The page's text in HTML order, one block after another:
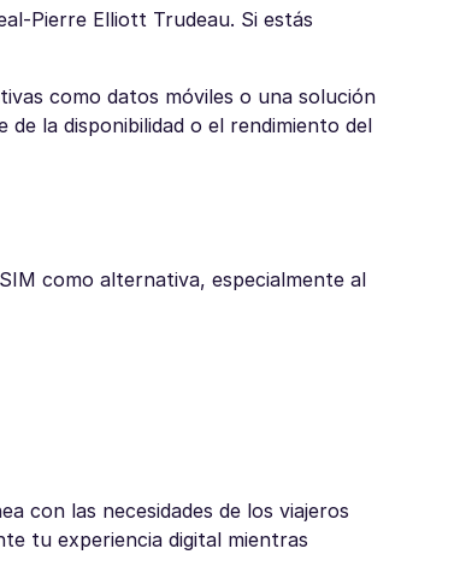
Pierre Elliott Trudeau. Si estás
como datos móviles o una solución
la disponibilidad o el rendimiento del
como alternativa, especialmente al
con las necesidades de los viajeros
tu experiencia digital mientras